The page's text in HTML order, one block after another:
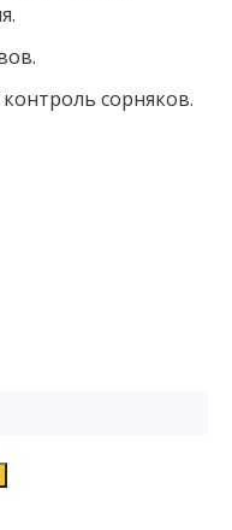
сорняков.